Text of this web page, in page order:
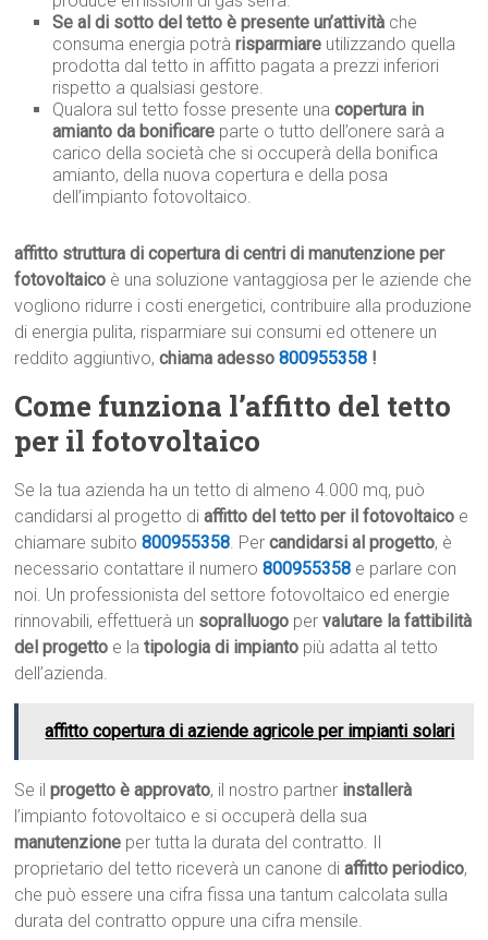
Se al di sotto del tetto è presente un’attività che
consuma energia potràrisparmiare utilizzando quella
prodotta dal tetto in affitto pagata a prezzi inferiori
rispetto a qualsiasi gestore.
Qualora sul tetto fosse presente unacopertura in
amianto da bonificare parte o tutto dell’onere sarà a
carico della società che si occuperà della bonifica
amianto, della nuova copertura e della posa
dell’impianto fotovoltaico.
affitto struttura di copertura di centri di manutenzione per
fotovoltaico è una soluzione vantaggiosa per le aziende che
vogliono ridurre i costi energetici, contribuire alla produzione
di energia pulita, risparmiare sui consumi ed ottenere un
reddito aggiuntivo,chiama adesso800955358 !
Come funziona l’affitto del tetto
per il fotovoltaico
Se la tua azienda ha un tetto di almeno 4.000 mq, può
candidarsi al progetto diaffitto del tetto per il fotovoltaico e
chiamare subito800955358. Percandidarsi al progetto, è
necessario contattare il numero800955358 e parlare con
noi. Un professionista del settore fotovoltaico ed energie
rinnovabili, effettuerà un sopralluogo pervalutare la fattibilità
del progetto e latipologia di impianto più adatta al tetto
dell’azienda.
affitto copertura di aziende agricole per impianti solari
Se ilprogetto è approvato, il nostro partner installerà
l’impianto fotovoltaico e si occuperà della sua
manutenzione per tutta la durata del contratto. Il
proprietario del tetto riceverà un canone diaffitto periodico,
che può essere una cifra fissa una tantum calcolata sulla
durata del contratto oppure una cifra mensile.